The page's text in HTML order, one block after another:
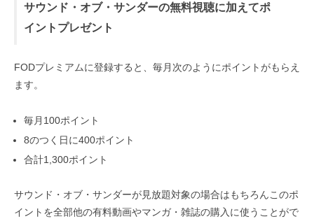
サウンド・オブ・サンダーの無料視聴に加えてポ
イントプレゼント
FODプレミアムに登録すると、毎月次のようにポイントがもらえ
ます。
毎月100ポイント
8のつく日に400ポイント
合計1,300ポイント
サウンド・オブ・サンダーが見放題対象の場合はもちろんこのポ
イントを全部他の有料動画やマンガ・雑誌の購入に使うことがで